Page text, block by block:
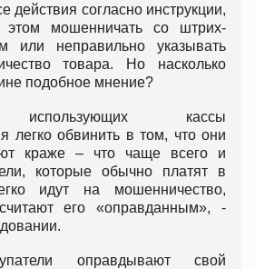
действия согласно инструкции,
мошенничать со штрих-
или неправильно указывать
товара. Но насколько
подобное мнение?
использующих кассы
легко обвинить в том, что они
краже – что чаще всего и
которые обычно платят в
идут на мошенничество,
его «оправданным», -
оправдывают свой